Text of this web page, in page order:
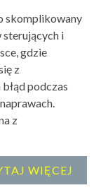
skomplikowany
sterujących i
gdzie
z
podczas
z
WIĘCEJ